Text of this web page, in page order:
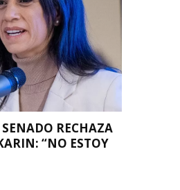
RECHAZA
“NO ESTOY